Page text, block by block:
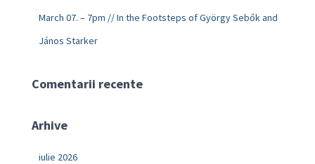
March 07. – 7pm // In the Footsteps of György Sebők and
János Starker
Comentarii recente
Arhive
iulie 2026